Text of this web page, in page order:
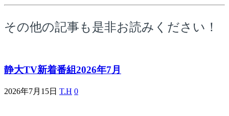
その他の記事も是非お読みください！
静大TV新着番組2026年7月
2026年7月15日 T.H 0